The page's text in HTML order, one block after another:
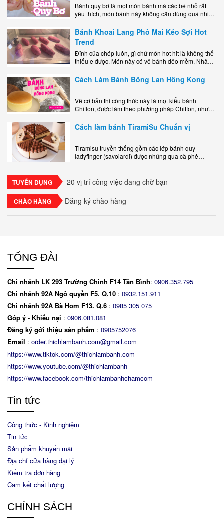
Bánh quy bơ là một món bánh mà các bé nhỏ rất
yêu thích, món bánh này không cần dùng quá nhiều
Bánh Khoai Lang Phô Mai Kéo Sợi Hot
Trend
Đỉnh của chóp luôn, gì chứ món hot hit là không thể
thiếu e được. Món này có vỏ bánh dẻo mềm, Nhân
Cách Làm Bánh Bông Lan Hồng Kong
Về cơ bản thì công thức này là một kiểu bánh
Chiffon, được làm theo phương pháp Chiffon, nhưng
ngon, làm..
Cách làm bánh TiramiSu Chuẩn vị
Tiramisu truyền thống gồm các lớp bánh quy
ladyfinger (savoiardi) được nhúng qua cà phê
TUYỂN DỤNG 20 vị trí công việc đang chờ bạn
CHÀO HÀNG Đăng ký chào hàng
TỔNG ĐÀI
Chi nhánh LK 293 Trường Chinh F14 Tân Bình: 0906.352.795
Chi nhánh 92A Ngô quyền F5. Q.10 : 0932.151.911
Chi nhánh 92A Bà Hom F13. Q.6 : 0985 305 075
Góp ý - Khiếu nại : 0906.081.081
Đăng ký gới thiệu sản phẩm : 0905752076
Email : order.thichlambanh.com@gmail.com
https://www.tiktok.com/@thichlambanh.com
https://www.youtube.com/@thichlambanh
https://www.facebook.com/thichlambanhchamcom
Tin tức
Công thức - Kinh nghiệm
Tin tức
Sản phẩm khuyến mãi
Địa chỉ cửa hàng đại lý
Kiểm tra đơn hàng
Cam kết chất lượng
CHÍNH SÁCH